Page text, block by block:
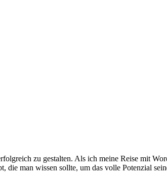
zu gestalten. Als ich meine Reise mit⁤
die man wissen sollte, um das‍ volle Potenzial